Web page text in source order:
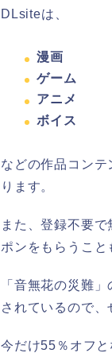
DLsiteは、
漫画
ゲーム
アニメ
ボイス
などの作品コン
ります。
また、登録不要
ポンをもらうこと
「音無花の災難
されているので、
今だけ55％オフ